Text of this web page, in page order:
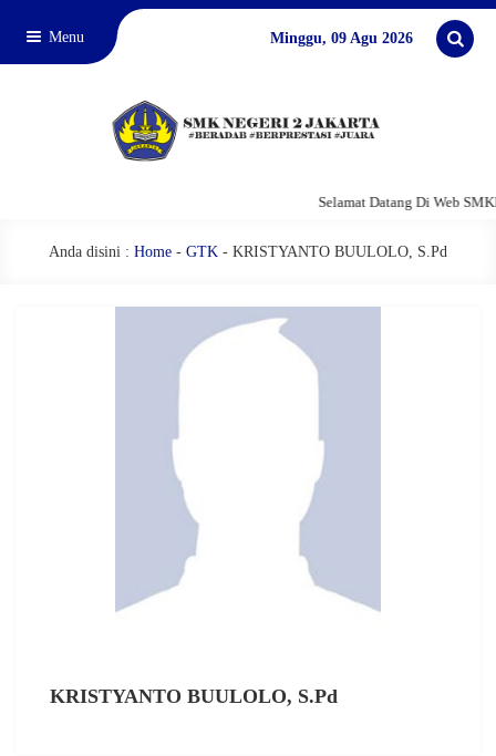
Menu Minggu, 09 Agu 2026
Selamat Datang Di Web
Anda disini : Home - GTK - KRISTYANTO BUULOLO, S.Pd
KRISTYANTO BUULOLO, S.Pd